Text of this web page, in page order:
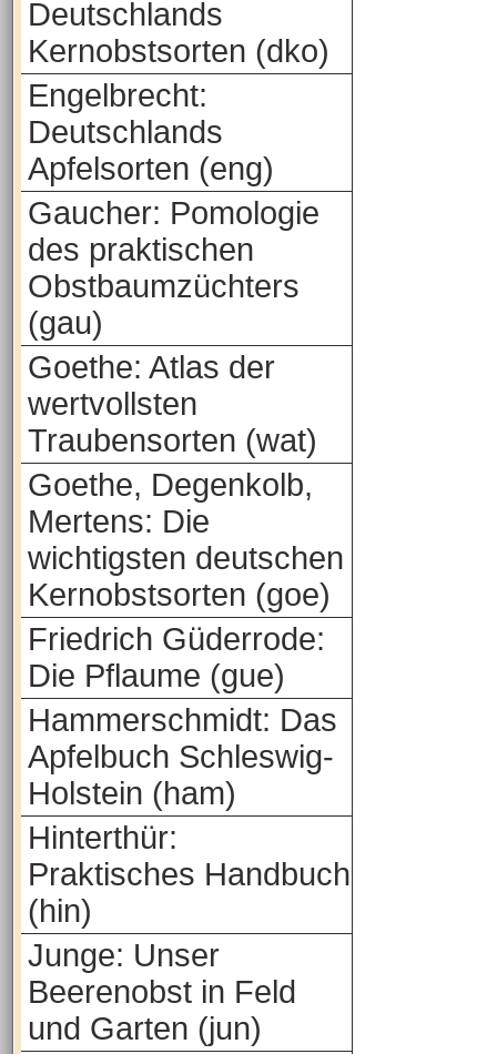
Deutschlands
Kernobstsorten (dko)
Engelbrecht:
Deutschlands
Apfelsorten (eng)
Gaucher: Pomologie
des praktischen
Obstbaumzüchters
(gau)
Goethe: Atlas der
wertvollsten
Traubensorten (wat)
Goethe, Degenkolb,
Mertens: Die
wichtigsten deutschen
Kernobstsorten (goe)
Friedrich Güderrode:
Die Pflaume (gue)
Hammerschmidt: Das
Apfelbuch Schleswig-
Holstein (ham)
Hinterthür:
Praktisches Handbuch
(hin)
Junge: Unser
Beerenobst in Feld
und Garten (jun)